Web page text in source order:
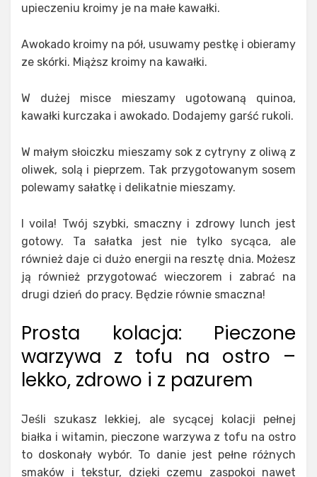
upieczeniu kroimy je na małe kawałki.
Awokado kroimy na pół, usuwamy pestkę i obieramy
ze skórki. Miąższ kroimy na kawałki.
W dużej misce mieszamy ugotowaną quinoa,
kawałki kurczaka i awokado. Dodajemy garść rukoli.
W małym słoiczku mieszamy sok z cytryny z oliwą z
oliwek, solą i pieprzem. Tak przygotowanym sosem
polewamy sałatkę i delikatnie mieszamy.
I voila! Twój szybki, smaczny i zdrowy lunch jest
gotowy. Ta sałatka jest nie tylko sycąca, ale
również daje ci dużo energii na resztę dnia. Możesz
ją również przygotować wieczorem i zabrać na
drugi dzień do pracy. Będzie równie smaczna!
Prosta kolacja: Pieczone
warzywa z tofu na ostro –
lekko, zdrowo i z pazurem
Jeśli szukasz lekkiej, ale sycącej kolacji pełnej
białka i witamin, pieczone warzywa z tofu na ostro
to doskonały wybór. To danie jest pełne różnych
smaków i tekstur, dzięki czemu zaspokoi nawet